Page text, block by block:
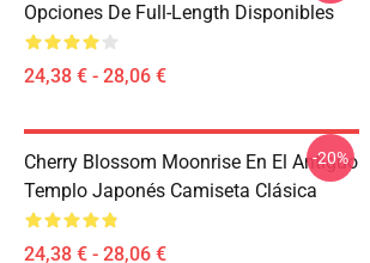
Opciones De Full-Length Disponibles
24,38 € - 28,06 €
Cherry Blossom Moonrise En El Antiguo
Templo Japonés Camiseta Clásica
24,38 € - 28,06 €
-20%